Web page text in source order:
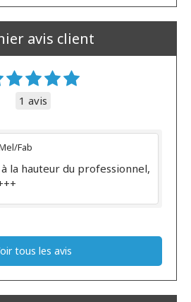
avis client
1 avis
Fab
la hauteur du professionnel,
tous les avis